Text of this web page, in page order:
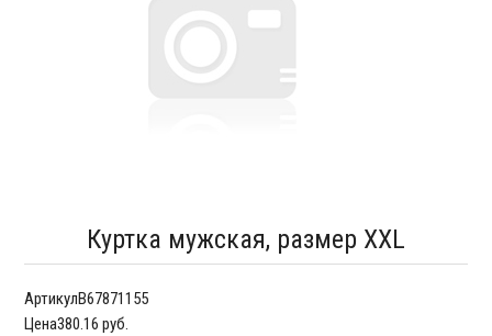
Куртка мужская, размер XXL
АртикулB67871155
Цена380.16 руб.